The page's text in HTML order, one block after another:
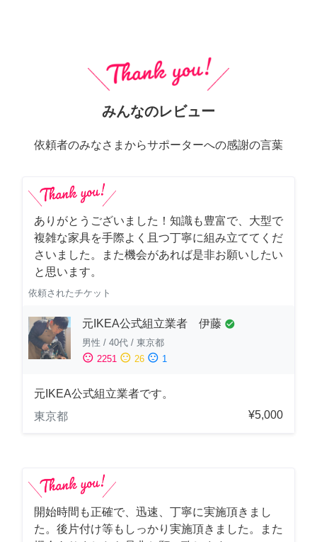
みんなのレビュー
依頼者のみなさまからサポーターへの感謝の言葉
ありがとうございました！知識も豊富で、大型で
複雑な家具を手際よく且つ丁寧に組み立ててくだ
さいました。また機会があれば是非お願いしたい
と思います。
依頼されたチケット
元IKEA公式組立業者 伊藤 check_circle
男性 / 40代 / 東京都
sentiment_satisfied 2251 sentiment_neutral 26 sentiment_dissatisfied 1
元IKEA公式組立業者です。
東京都
¥5,000
開始時間も正確で、迅速、丁寧に実施頂きまし
た。後片付け等もしっかり実施頂きました。また